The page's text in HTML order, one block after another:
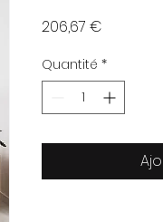
206,67 €
Quantité *